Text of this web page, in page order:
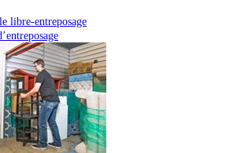
libre-entreposage